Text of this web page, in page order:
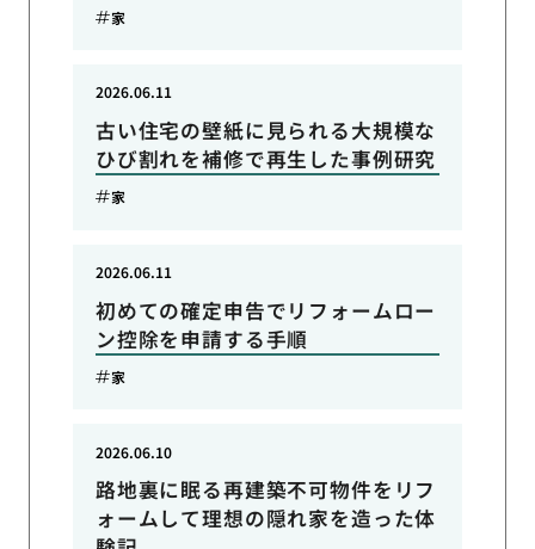
家
古い住宅の壁紙に見られる大規模な
ひび割れを補修で再生した事例研究
2026.06.11
家
初めての確定申告でリフォームロー
ン控除を申請する手順
2026.06.11
家
路地裏に眠る再建築不可物件をリフ
ォームして理想の隠れ家を造った体
2026.06.10